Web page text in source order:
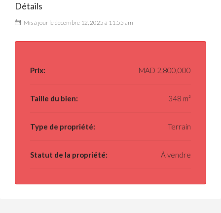
Détails
Mis à jour le décembre 12, 2025 à 11:55 am
Prix: MAD 2,800,000
Taille du bien: 348 m²
Type de propriété: Terrain
Statut de la propriété: À vendre